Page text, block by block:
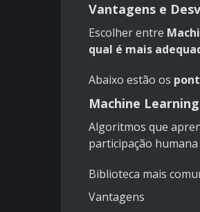
Vantagens e
Escolher entre
qual é mais
Abaixo estão os
Machine
Algoritmos que
participação
Biblioteca mais
Vantagens